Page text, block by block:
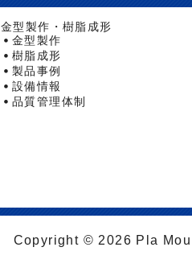
金型製作・樹脂成形
金型製作
樹脂成形
製品事例
設備情報
品質管理体制
Copyright © 2026 Pla